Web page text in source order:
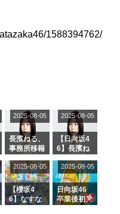
1588394762/
長濱ねる、
事務所移籍
属を発表
2025-08-05
【日向坂4
6】長濱ね
ら移籍しフ
ラーム所属
に。これで
事務所に所
属している
2025-08-05
【櫻坂4
6】なすな
2025-08-05
日向坂46
卒業後初共
2025-08-05